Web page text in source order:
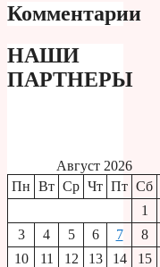
Комментарии
НАШИ
ПАРТНЕРЫ
Август 2026
Пн Вт Ср Чт Пт Сб
1
3
4 5 6 7 8
10
11 12 13 14 15